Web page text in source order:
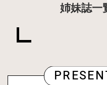
姉妹誌一